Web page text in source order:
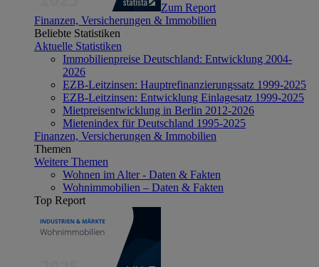
Zum Report
Finanzen, Versicherungen & Immobilien
Beliebte Statistiken
Aktuelle Statistiken
Immobilienpreise Deutschland: Entwicklung 2004-
2026
EZB-Leitzinsen: Hauptrefinanzierungssatz 1999-2025
EZB-Leitzinsen: Entwicklung Einlagesatz 1999-2025
Mietpreisentwicklung in Berlin 2012-2026
Mietenindex für Deutschland 1995-2025
Finanzen, Versicherungen & Immobilien
Themen
Weitere Themen
Wohnen im Alter - Daten & Fakten
Wohnimmobilien – Daten & Fakten
Top Report